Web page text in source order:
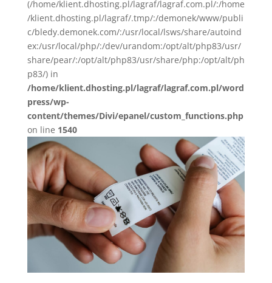
(/home/klient.dhosting.pl/lagraf/lagraf.com.pl/:/home
/klient.dhosting.pl/lagraf/.tmp/:/demonek/www/publi
c/bledy.demonek.com/:/usr/local/lsws/share/autoind
ex:/usr/local/php/:/dev/urandom:/opt/alt/php83/usr/
share/pear/:/opt/alt/php83/usr/share/php:/opt/alt/ph
p83/) in
/home/klient.dhosting.pl/lagraf/lagraf.com.pl/word
press/wp-
content/themes/Divi/epanel/custom_functions.php
on line 1540